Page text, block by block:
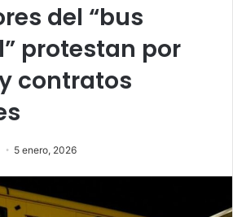
del “bus
protestan por
contratos
5 enero, 2026